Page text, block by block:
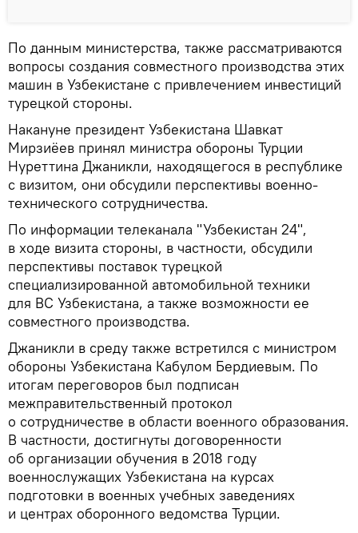
По данным министерства, также рассматриваются
вопросы создания совместного производства этих
машин в Узбекистане с привлечением инвестиций
турецкой стороны.
Накануне президент Узбекистана Шавкат
Мирзиёев принял министра обороны Турции
Нуреттина Джаникли, находящегося в республике
с визитом, они обсудили перспективы военно-
технического сотрудничества.
По информации телеканала "Узбекистан 24",
в ходе визита стороны, в частности, обсудили
перспективы поставок турецкой
специализированной автомобильной техники
для ВС Узбекистана, а также возможности ее
совместного производства.
Джаникли в среду также встретился с министром
обороны Узбекистана Кабулом Бердиевым. По
итогам переговоров был подписан
межправительственный протокол
о сотрудничестве в области военного образования.
В частности, достигнуты договоренности
об организации обучения в 2018 году
военнослужащих Узбекистана на курсах
подготовки в военных учебных заведениях
и центрах оборонного ведомства Турции.